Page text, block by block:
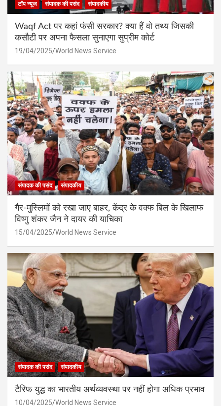
टॉप न्यूज संपादक की पसंद संपादकीय
Waqf Act पर कहां फंसी सरकार? क्या हैं वो तथ्य जिसकी
कसौटी पर अपना फैसला सुनाएगा सुप्रीम कोर्ट
19/04/2025 World News Service
संपादक की पसंद संपादकीय
गैर-मुस्लिमों को रखा जाए बाहर, केंद्र के वक्फ बिल के खिलाफ
विष्णु शंकर जैन ने दायर की याचिका
15/04/2025 World News Service
संपादक की पसंद संपादकीय
टैरिफ युद्ध का भारतीय अर्थव्यवस्था पर नहीं होगा अधिक प्रभाव
10/04/2025 World News Service